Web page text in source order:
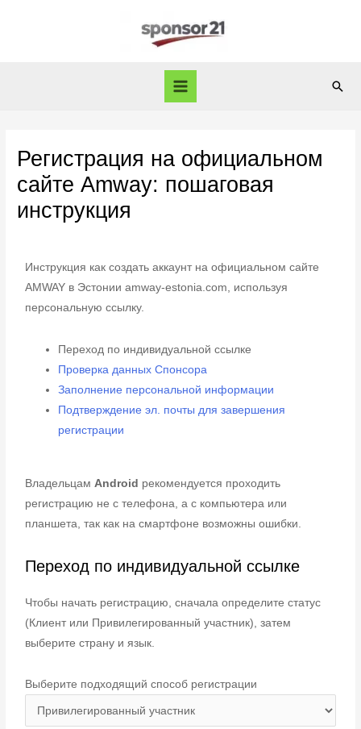
Регистрация на официальном
сайте Amway: пошаговая
инструкция
Инструкция как создать аккаунт на официальном сайте
AMWAY в Эстонии amway-estonia.com, используя
персональную ссылку.
Переход по индивидуальной ссылке
Проверка данных Спонсора
Заполнение персональной информации
Подтверждение эл. почты для завершения
регистрации
Владельцам Android рекомендуется проходить
регистрацию не с телефона, а с компьютера или
планшета, так как на смартфоне возможны ошибки.
Переход по индивидуальной ссылке
Чтобы начать регистрацию, сначала определите статус
(Клиент или Привилегированный участник), затем
выберите страну и язык.
Выберите подходящий способ регистрации